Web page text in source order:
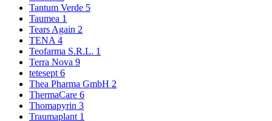
Tantum Verde 5
Taumea 1
Tears Again 2
TENA4
Teofarma S.R.L. 1
Terra Nova 9
tetesept6
Thea Pharma GmbH 2
ThermaCare 6
Thomapyrin 3
Traumaplant 1